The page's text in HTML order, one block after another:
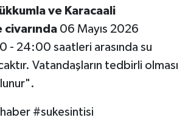
ve Karacaali
civarında06 Mayıs 2026
- 24:00 saatleri arasında su
Vatandaşların tedbirli olması
#sukesintisi